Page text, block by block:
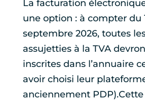
La facturation
une option : à compter du
septembre 2026, toutes
assujetties à la TVA
inscrites dans l’annuaire
avoir choisi leur
anciennement